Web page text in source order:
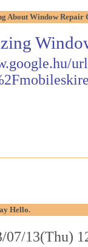
About Window Repair
Hello.
07/13(Thu)